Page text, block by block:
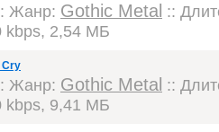
Жанр: Gothic Metal ::
kbps, 2,54 МБ
Cry
Жанр: Gothic Metal ::
kbps, 9,41 МБ